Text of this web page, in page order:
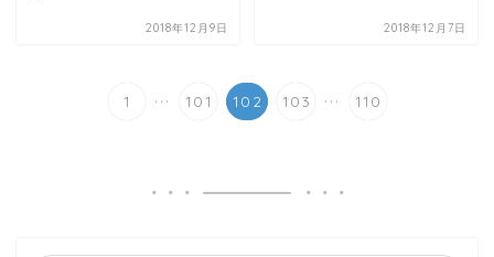
2018年12月9日 2018年12月7日
1 ... 101 102 103 ... 110